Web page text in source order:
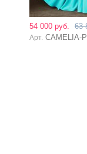
54 000 руб. 63
Арт. CAMELIA-